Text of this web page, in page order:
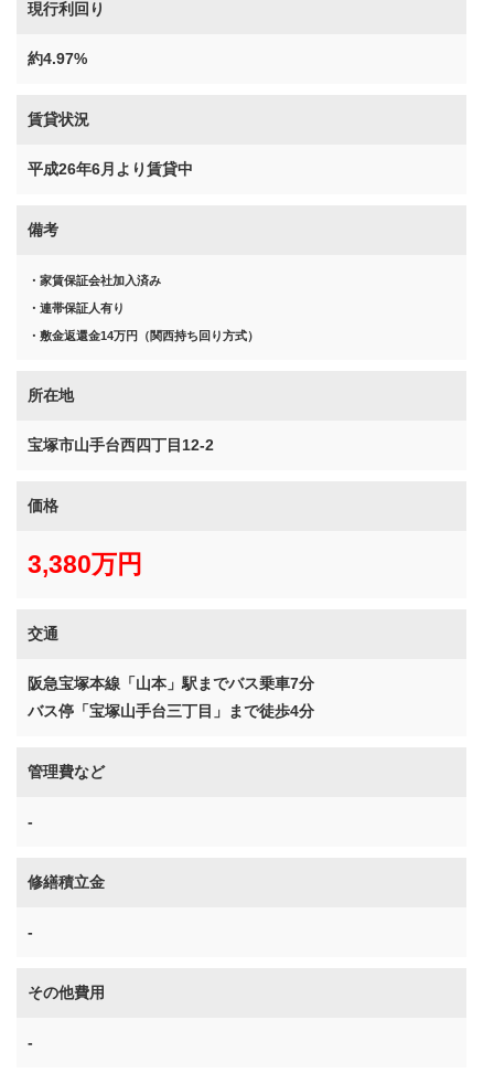
現行利回り
約4.97%
賃貸状況
平成26年6月より賃貸中
備考
・家賃保証会社加入済み
・連帯保証人有り
・敷金返還金14万円（関西持ち回り方式）
所在地
宝塚市山手台西四丁目12-2
価格
3,380万円
交通
阪急宝塚本線「山本」駅までバス乗車7分
バス停「宝塚山手台三丁目」まで徒歩4分
管理費など
-
修繕積立金
-
その他費用
-